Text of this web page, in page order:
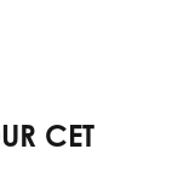
CET